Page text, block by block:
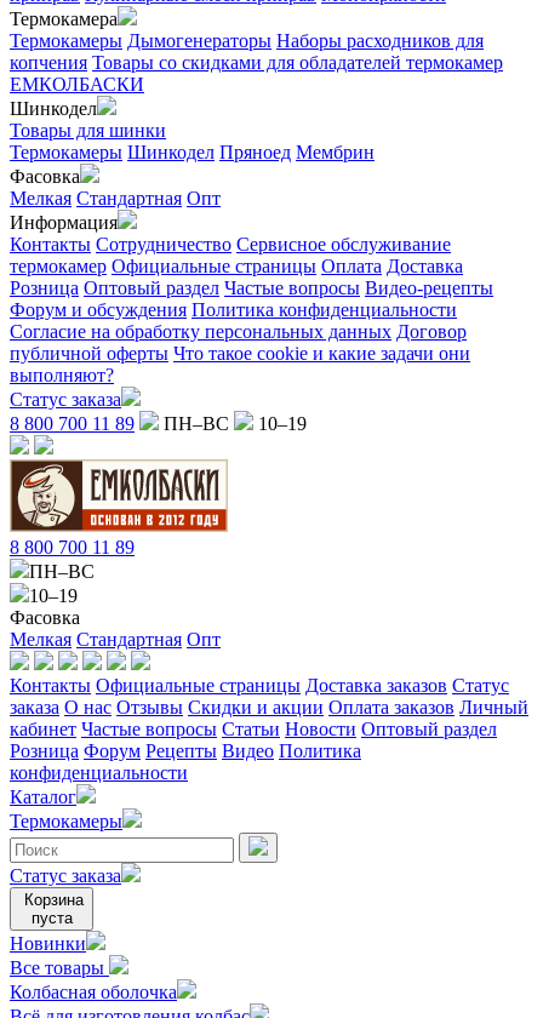
Термокамера
Термокамеры Дымогенераторы Наборы расходников для
копчения Товары со скидками для обладателей термокамер
ЕМКОЛБАСКИ
Шинкодел
Товары для шинки
Термокамеры Шинкодел Пряноед Мембрин
Фасовка
Мелкая Стандартная Опт
Информация
Контакты Сотрудничество Сервисное обслуживание
термокамер Официальные страницы Оплата Доставка
Розница Оптовый раздел Частые вопросы Видео-рецепты
Форум и обсуждения Политика конфиденциальности
Согласие на обработку персональных данных Договор
публичной оферты Что такое cookie и какие задачи они
выполняют?
Статус заказа
8 800 700 11 89
ПН–ВС 10–19
8 800 700 11 89
ПН–ВС
10–19
Фасовка
Мелкая Стандартная Опт
Контакты Официальные страницы Доставка заказов Статус
заказа О нас Отзывы Скидки и акции Оплата заказов Личный
кабинет Частые вопросы Статьи Новости Оптовый раздел
Розница Форум Рецепты Видео Политика
конфиденциальности
Каталог
Термокамеры
Статус заказа
Корзина
пуста
Новинки
Все товары
Колбасная оболочка